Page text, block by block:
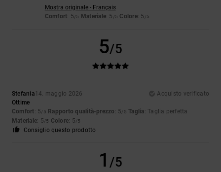
Mostra originale - Français
Comfort: 5/5 Materiale: 5 /5 Colore: 5 /5
5/5
Stefania14. maggio 2026
Acquisto verificato
Ottime
Comfort: 5/5 Rapporto qualità-prezzo : 5/5 Taglia: Taglia perfetta
Materiale: 5/5 Colore: 5/5
Consiglio questo prodotto
1 /5